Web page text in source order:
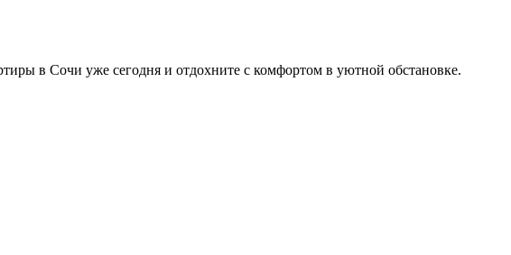
в Сочи уже сегодня и отдохните с комфортом в уютной обстановке.